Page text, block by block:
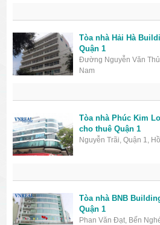
Tòa nhà Hải Hà
Quận 1
Đường Nguyễn Văn
Nam
Tòa nhà Phúc Kim
cho thuê Quận 1
Nguyễn Trãi, Quận 1,
Tòa nhà BNB
Quận 1
Phan Văn Đạt, Bến